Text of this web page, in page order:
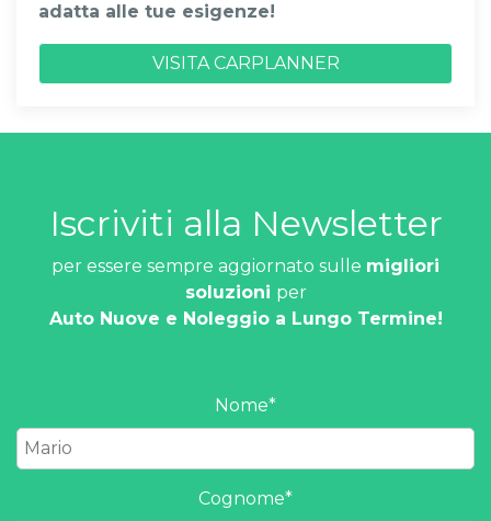
adatta alle tue esigenze!
VISITA CARPLANNER
Iscriviti alla Newsletter
per essere sempre aggiornato sulle migliori
soluzioni per
Auto Nuove e Noleggio a Lungo Termine!
Nome*
Cognome*